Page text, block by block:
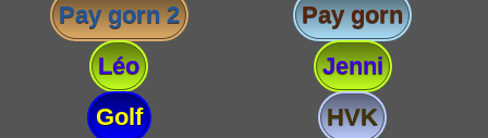
Pay gorn 2
Pay gorn
Léo
Jenni
Golf
HVK